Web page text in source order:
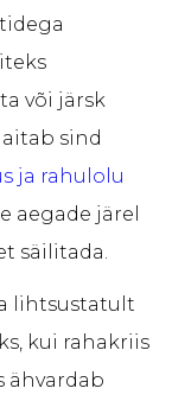
või järsk
sind
ja rahulolu
aegade järel
säilitada.
lihtsustatult
kui rahakriis
ähvardab